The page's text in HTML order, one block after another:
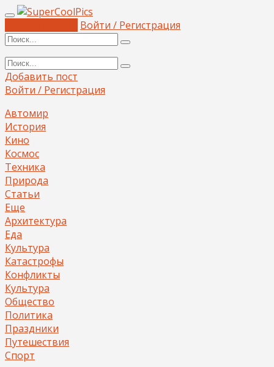
Войти / Регистрация
Добавить пост
Войти / Регистрация
Автомир
История
Кино
Космос
Техника
Природа
Статьи
Еще
Архитектура
Еда
Культура
Катастрофы
Конфликты
Культура
Общество
Политика
Праздники
Путешествия
Спорт